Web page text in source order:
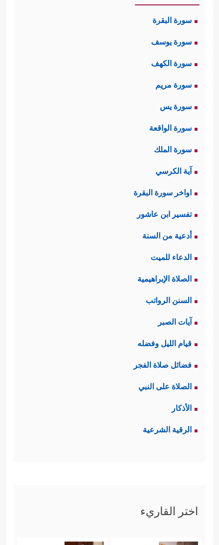
سورة البقرة
سورة يوسف
سورة الكهف
سورة مريم
سورة يس
سورة الواقعة
سورة الملك
آية الكرسي
اواخر سورة البقرة
تفسير ابن عاشور
أدعية من السنة
الدعاء للميت
الصلاة الإبراهيمية
السنن الرواتب
آيات الصبر
قيام الليل وفضله
فضائل صلاة الفجر
الصلاة على النبي
الأذكار
الرقية الشرعية
اختر القاريء